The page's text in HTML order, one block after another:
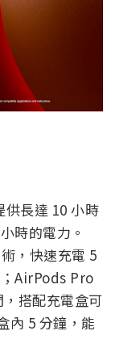
供長達 10 小時
時的電力。
，快速充電 5
AirPods Pro
搭配充電盒可
內 5 分鐘，能